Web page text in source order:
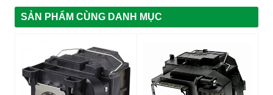
SẢN PHẨM CÙNG DANH MỤC